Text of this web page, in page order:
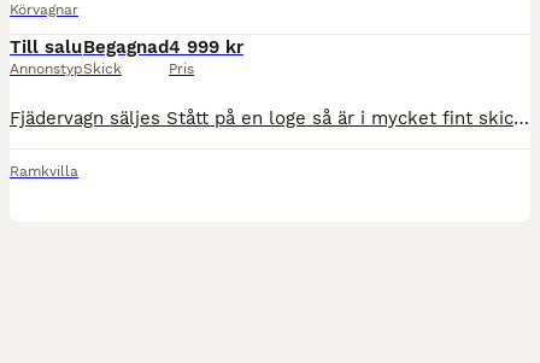
Körvagnar
Till salu
Annonstyp
Begagnad
Skick
4 999 kr
Pris
Fjädervagn säljes Stått på en loge så är i mycket fint skick för sin ålder. 2 dubbla sitsar. Dvs plats för fyra. Skälkar finns, visas inte på bild.
Ramkvilla